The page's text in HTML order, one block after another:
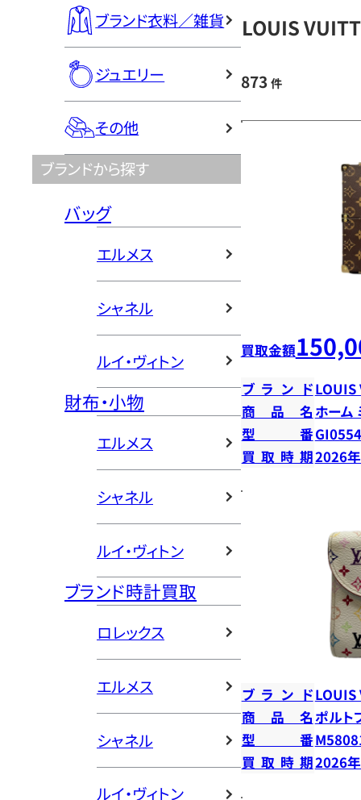
ブランド衣料／雑貨
ジュエリー
その他
ブランドから探す
バッグ
エルメス
シャネル
ルイ・ヴィトン
財布・小物
エルメス
シャネル
ルイ・ヴィトン
ブランド時計買取
ロレックス
エルメス
シャネル
ルイ・ヴィトン
LOUIS
873 件
買取金額
ブランドLOUIS
商品名 ホーム
型番GI0554
買取時期2026
ブランドLOUIS
商品名ポルト
型番
買取時期2026